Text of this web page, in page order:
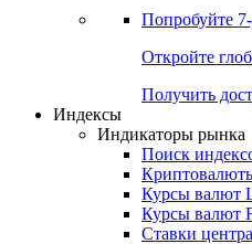
Попробуйте
Откройте
Получить
Индексы
Индикаторы рынка
Поиск
Курсы валют
Курсы валют
Ставки